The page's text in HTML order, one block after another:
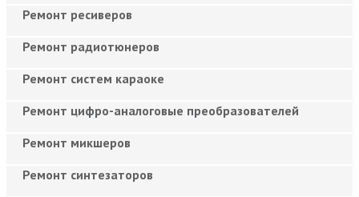
Ремонт ресиверов
Ремонт радиотюнеров
Ремонт систем караоке
Ремонт цифро-аналоговые преобразователей
Ремонт микшеров
Ремонт синтезаторов